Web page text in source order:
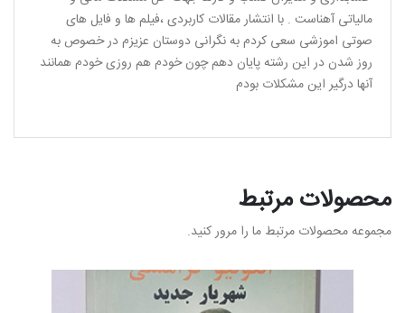
مالیاتی آهناست . با انتشار مقالات کاربردی ،فیلم ها و فایل های
صوتی اموزشی سعی کردم به نگرانی دوستان عزیزم در خصوص به
روز شدن در این رشته پایان دهم چون خودم هم روزی خودم همانند
آنها درگیر این مشکلات بودم
محصولات مرتبط
مجموعه محصولات مرتبط ما را مرور کنید.